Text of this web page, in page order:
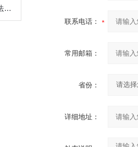
全自动脂肪测定仪与传统提取方法对比优势
联系电话：
常用邮箱：
省份：
详细地址：